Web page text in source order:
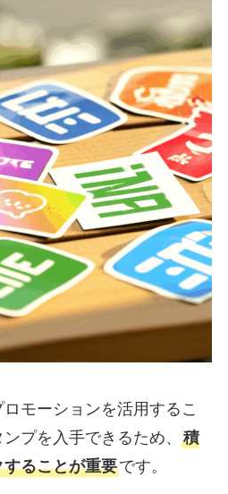
モーションを活用するこ
プを入手できるため、 積
ることが重要です。